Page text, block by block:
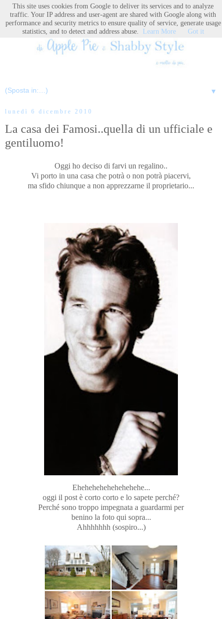
▼
lunedì 6 dicembre 2010
La casa dei Famosi..quella di un ufficiale e
gentiluomo!
Oggi ho deciso di farvi un regalino..
Vi porto in una casa che potrà o non potrà piacervi,
ma sfido chiunque a non apprezzarne il proprietario...
Ehehehehehehehehehe...
oggi il post è corto corto e lo sapete perché?
Perché sono troppo impegnata a guardarmi per
benino la foto qui sopra...
Ahhhhhhh (sospiro...)
This site uses cookies from Google to deliver its services and to analyze
traffic. Your IP address and user-agent are shared with Google along with
performance and security metrics to ensure quality of service, generate usage
statistics, and to detect and address abuse.
Learn More Got it